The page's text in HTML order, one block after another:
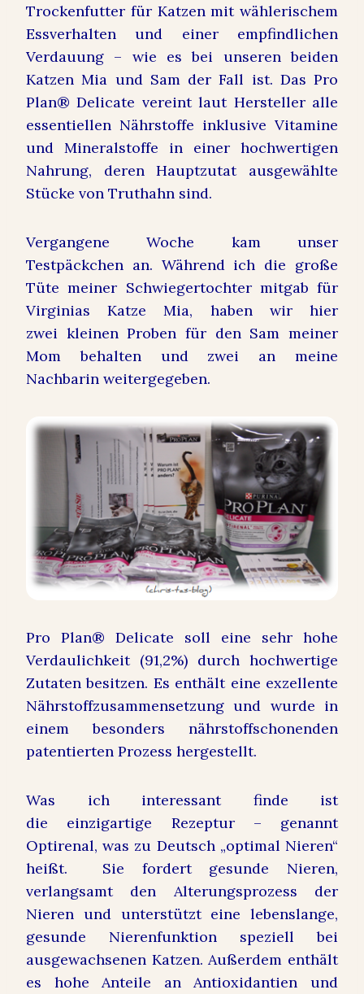
Trockenfutter für Katzen mit wählerischem
Essverhalten und einer empfindlichen
Verdauung – wie es bei unseren beiden
Katzen Mia und Sam der Fall ist. Das Pro
Plan® Delicate vereint laut Hersteller alle
essentiellen Nährstoffe inklusive Vitamine
und Mineralstoffe in einer hochwertigen
Nahrung, deren Hauptzutat ausgewählte
Stücke von Truthahn sind.
Vergangene Woche kam unser
Testpäckchen an. Während ich die große
Tüte meiner Schwiegertochter mitgab für
Virginias Katze Mia, haben wir hier
zwei kleinen Proben für den Sam meiner
Mom behalten und zwei an meine
Nachbarin weitergegeben.
Pro Plan® Delicate soll eine sehr hohe
Verdaulichkeit (91,2%) durch hochwertige
Zutaten besitzen. Es enthält eine exzellente
Nährstoffzusammensetzung und wurde in
einem besonders nährstoffschonenden
patentierten Prozess hergestellt.
Was ich interessant finde ist
die einzigartige Rezeptur – genannt
Optirenal, was zu Deutsch „optimal Nieren“
heißt. Sie fordert gesunde Nieren,
verlangsamt den Alterungsprozess der
Nieren und unterstützt eine lebenslange,
gesunde Nierenfunktion speziell bei
ausgewachsenen Katzen. Außerdem enthält
es hohe Anteile an Antioxidantien und